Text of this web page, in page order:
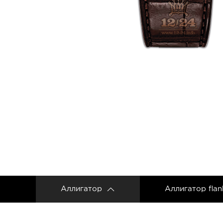
Аллигатор Аллигатор
Ремешки для часов Gerald Genta
Ремешки для часов Jaeger LeCoultre